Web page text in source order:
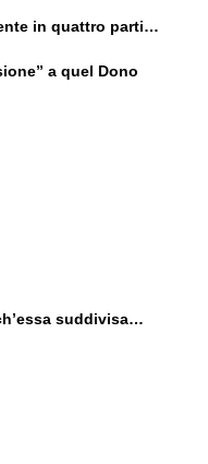
in quattro parti…
a quel Dono
suddivisa…